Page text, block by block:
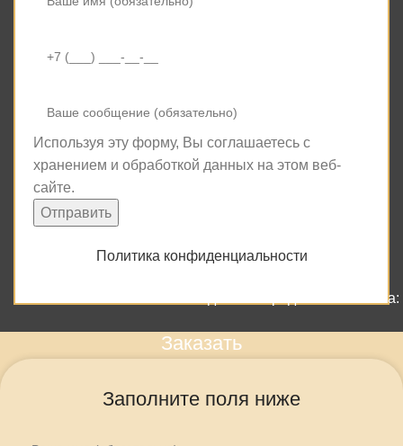
Используя эту форму, Вы соглашаетесь с
хранением и обработкой данных на этом веб-
сайте.
Политика конфиденциальности
Создание и продвижение сайта:
Заказать
Заполните поля ниже